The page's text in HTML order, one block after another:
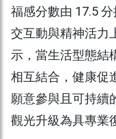
福感分數由 17.5
交互動與精神活力
示，當生活型態結
相互結合，健康促
願意參與且可持續
觀光升級為具專業